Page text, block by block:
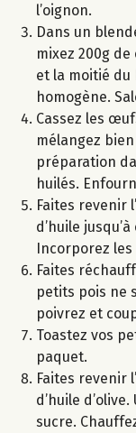
l’oignon.
Dans un
mixez 200g
et la moitié du
homogène.
Cassez les
mélangez
préparation
huilés.
Faites revenir
d’huile
Incorporez
Faites
petits pois ne
poivrez et
Toastez vos
paquet.
Faites revenir
d’huile
sucre.